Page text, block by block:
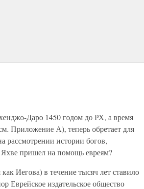
Даро 1450 годом до РХ, а время
Приложение А), теперь обретает для
рассмотрении истории богов,
пришел на помощь евреям?
Иегова) в течение тысяч лет ставило
Еврейское издательское общество